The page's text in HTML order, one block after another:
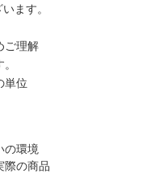
ます。
ご理解
単位
の環境
際の商品